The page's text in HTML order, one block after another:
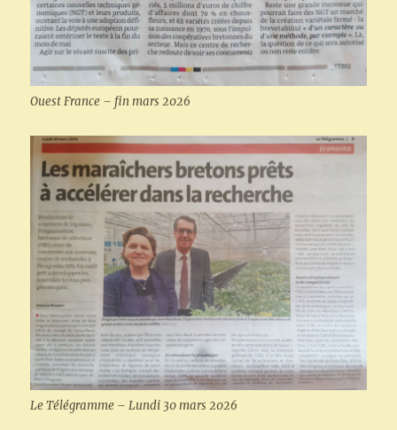
Ouest France – fin mars 2026
Le Télégramme – Lundi 30 mars 2026